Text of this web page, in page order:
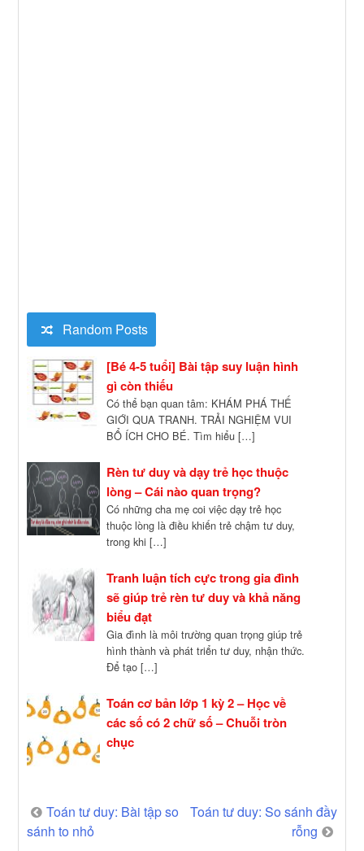
Random Posts
[Bé 4-5 tuổi] Bài tập suy luận hình
gì còn thiếu
Có thể bạn quan tâm: KHÁM PHÁ THẾ
GIỚI QUA TRANH. TRẢI NGHIỆM VUI
BỔ ÍCH CHO BÉ. Tìm hiểu […]
Rèn tư duy và dạy trẻ học thuộc
lòng – Cái nào quan trọng?
Có những cha mẹ coi việc dạy trẻ học
thuộc lòng là điều khiến trẻ chậm tư duy,
trong khi […]
Tranh luận tích cực trong gia đình
sẽ giúp trẻ rèn tư duy và khả năng
biểu đạt
Gia đình là môi trường quan trọng giúp trẻ
hình thành và phát triển tư duy, nhận thức.
Để tạo […]
Toán cơ bản lớp 1 kỳ 2 – Học về
các số có 2 chữ số – Chuỗi tròn
chục
Post
navigation
Toán tư duy: Bài tập so
sánh to nhỏ
Toán tư duy: So sánh đầy
rỗng